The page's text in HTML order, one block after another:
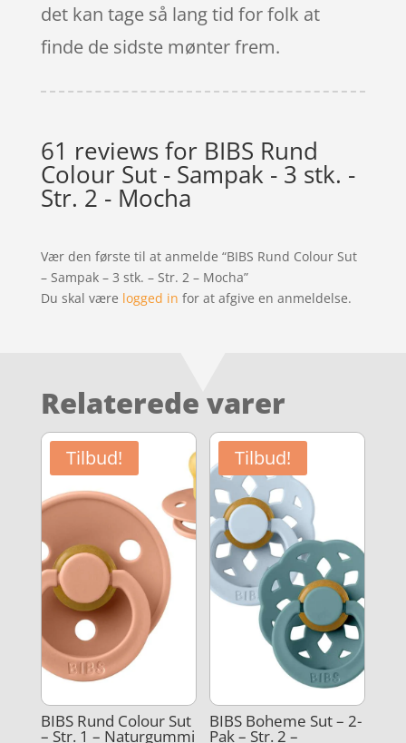
det kan tage så lang tid for folk at
finde de sidste mønter frem.
61 reviews for BIBS Rund
Colour Sut - Sampak - 3 stk. -
Str. 2 - Mocha
Vær den første til at anmelde “BIBS Rund Colour Sut
– Sampak – 3 stk. – Str. 2 – Mocha”
Du skal være logged in for at afgive en anmeldelse.
Relaterede varer
Tilbud!
BIBS Rund Colour Sut
– Str. 1 – Naturgummi
Tilbud!
BIBS Boheme Sut – 2-
Pak – Str. 2 –